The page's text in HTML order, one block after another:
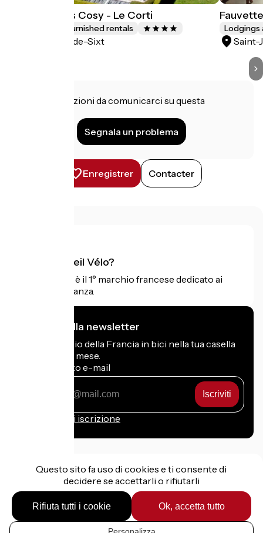
Chalet Aravis Cosy - Le Corti
Lodgings and furnished rentals
Saint-Jean-de-Sixt
Lodgings
Saint-
Hai informazioni da comunicarci su questa
Segnala un problema
Enregistrer Contacter
Cos'è Accueil Vélo?
Accueil Vélo è il 1° marchio francese dedicato ai
ciclisti in vacanza.
Mi iscrivo alla newsletter
Ricevi il meglio della Francia in bici nella tua casella
di posta ogni mese.
Il mio indirizzo e-mail
Condizioni di iscrizione
Finanziato nell'ambito di Destination France
Questo sito fa uso di cookies e ti consente di
decidere se accettarli o rifiutarli
Ok, accetta tutto
Rifiuta tutti i cookie